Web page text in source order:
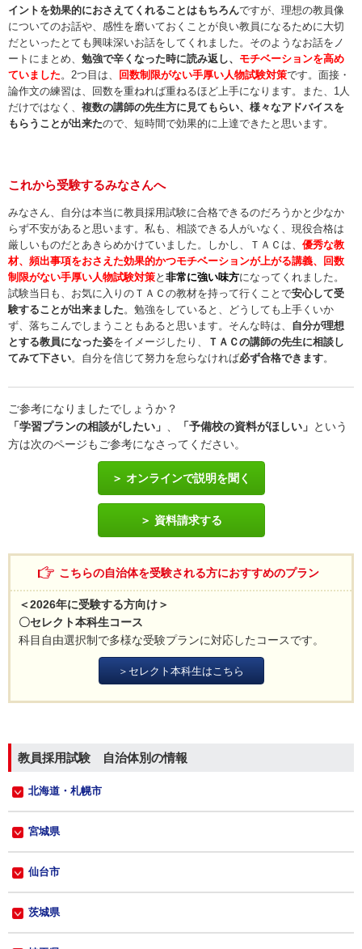
イントを効果的におさえてくれることはもちろんですが、理想の教員像
についてのお話や、感性を磨いておくことが良い教員になるために大切
だといったとても興味深いお話をしてくれました。そのようなお話をノ
ートにまとめ、 勉強で辛くなった時に読み返し、 モチベーションを高め
ていました 。2つ目は、 回数制限がない手厚い人物試験対策です。面接・
論作文の練習は、回数を重ねれば重ねるほど上手になります。また、1人
だけではなく、 複数の講師の先生方に見てもらい、様々なアドバイスを
もらうことが出来たので、短時間で効果的に上達できたと思います。
これから受験するみなさんへ
みなさん、自分は本当に教員採用試験に合格できるのだろうかと少なか
らず不安があると思います。私も、相談できる人がいなく、現役合格は
厳しいものだとあきらめかけていました。しかし、ＴＡＣは、 優秀な教
材、頻出事項をおさえた効果的かつモチベーションが上がる講義、回数
制限がない手厚い人物試験対策と 非常に強い味方になってくれました。
試験当日も、お気に入りのＴＡＣの教材を持って行くことで安心して受
験することが出来ました 。勉強をしていると、どうしても上手くいか
ず、落ちこんでしまうこともあると思います。そんな時は、 自分が理想
とする教員になった姿をイメージしたり、
ＴＡＣの講師の先生に相談し
てみて下さい。自分を信じて努力を怠らなければ必ず合格できます。
ご参考になりましたでしょうか？
「学習プランの相談がしたい」
「予備校の資料がほしい」 という
方は次のページもご参考になさってください。
オンラインで説明を聞く
資料請求する
こちらの自治体を受験される方におすすめのプラン
＜2026年に受験する方向け＞
〇セレクト本科生コース
科目自由選択制で多様な受験プランに対応したコースです。
＞セレクト本科生はこちら
教員採用試験 自治体別の情報
北海道・札幌市
宮城県
仙台市
茨城県